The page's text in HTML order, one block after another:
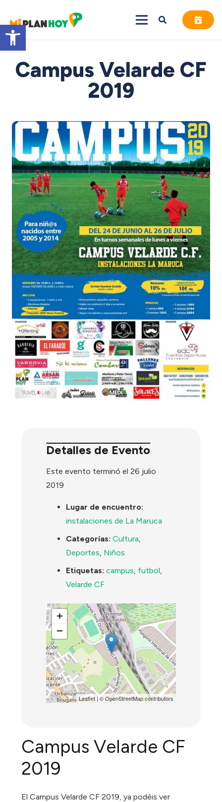
Abrir barra de herramientas
Campus Velarde CF
2019
Detalles de Evento
Este evento terminó el 26 julio
2019
Lugar de encuentro:
instalaciones de La Maruca
Categorías: Cultura
Deportes Niños
Etiquetas: campus futbol
Velarde CF
+
−
Leaflet| ©OpenStreetMapcontributors
Campus Velarde CF
2019
El Campus Velarde CF 2019, ya podéis ver